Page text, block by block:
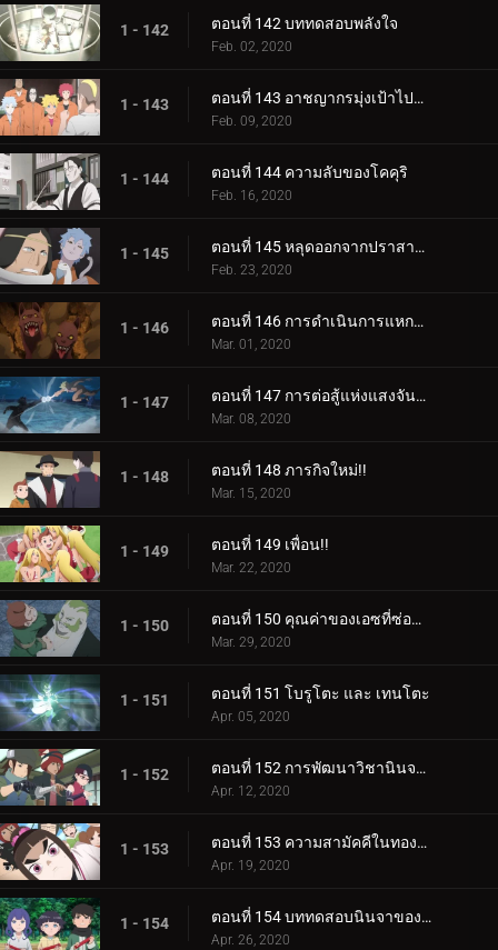
1 - 142 ตอนที่ 142 บททดสอบพลังใจ
Feb. 02, 2020
1 - 143 ตอนที่ 143 อาชญากรมุ่งเป้าไปที่โคคุริ
Feb. 09, 2020
1 - 144 ตอนที่ 144 ความลับของโคคุริ
Feb. 16, 2020
1 - 145 ตอนที่ 145 หลุดออกจากปราสาทโฮซึกิ
Feb. 23, 2020
1 - 146 ตอนที่ 146 การดำเนินการแหกคุก
Mar. 01, 2020
1 - 147 ตอนที่ 147 การต่อสู้แห่งแสงจันทร์อันเป็นเวรกรรม
Mar. 08, 2020
1 - 148 ตอนที่ 148 ภารกิจใหม่!!
Mar. 15, 2020
1 - 149 ตอนที่ 149 เพื่อน!!
Mar. 22, 2020
1 - 150 ตอนที่ 150 คุณค่าของเอซที่ซ่อนอยู่
Mar. 29, 2020
1 - 151 ตอนที่ 151 โบรูโตะ และ เทนโตะ
Apr. 05, 2020
1 - 152 ตอนที่ 152 การพัฒนาวิชานินจาทางการแพทย์
Apr. 12, 2020
1 - 153 ตอนที่ 153 ความสามัคคีในทองคำ
Apr. 19, 2020
1 - 154 ตอนที่ 154 บททดสอบนินจาของฮิมาวาริ!!
Apr. 26, 2020